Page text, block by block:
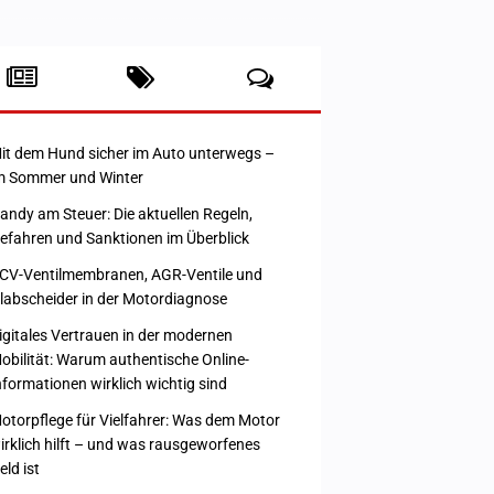
dem Hund sicher im Auto unterwegs –
Sommer und Winter
am Steuer: Die aktuellen Regeln,
und Sanktionen im Überblick
Ventilmembranen, AGR-Ventile und
in der Motordiagnose
Vertrauen in der modernen
Warum authentische Online-
wirklich wichtig sind
für Vielfahrer: Was dem Motor
hilft – und was rausgeworfenes
ist